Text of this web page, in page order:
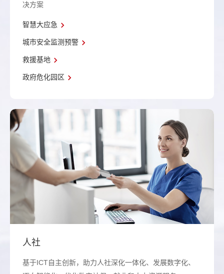
决方案
智慧大应急
城市安全监测预警
救援基地
政府危化园区
人社
基于ICT自主创新，助力人社深化一体化、发展数字化、